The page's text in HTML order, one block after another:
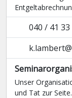
040 / 41 33
Unser
und Tat zur Seite.